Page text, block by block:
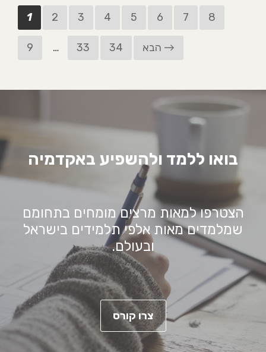
1 2 3 4 5 6 7 8
9 … 33 34 הבא →
בואו ללמד ולהשפיע באקדמיה
הצטרפו למאות מרצים מומחים בתחומם
שמלמדים מאות אלפי תלמידים בישראל
ובעולם.
צרו קורס